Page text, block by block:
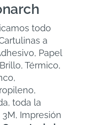
todo
a
Papel
Térmico,
toda la
Impresión